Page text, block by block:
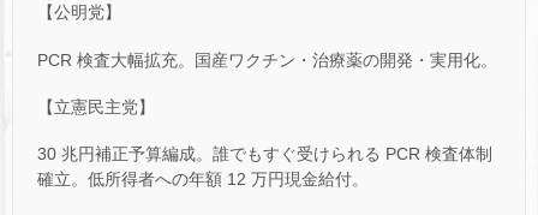
【公明党】
PCR 検査大幅拡充。国産ワクチン・治療薬の開発・実用化。
【立憲民主党】
30 兆円補正予算編成。誰でもすぐ受けられる PCR 検査体制
確立。低所得者への年額 12 万円現金給付。